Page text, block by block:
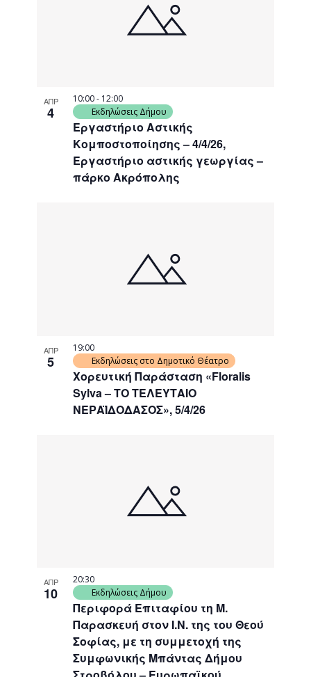
ΑΠΡ
4
Εργαστήριο Αστικής
Κομποστοποίησης – 4/4/26,
Εργαστήριο αστικής γεωργίας –
πάρκο Ακρόπολης
10:00- 12:00
Εκδηλώσεις Δήμου
ΑΠΡ
5
Χορευτική Παράσταση «Floralis
Sylva – ΤΟ ΤΕΛΕΥΤΑΙΟ
ΝΕΡΑΪΔΟΔΑΣΟΣ», 5/4/26
19:00
Εκδηλώσεις στο Δημοτικό Θέατρο
ΑΠΡ
10
Περιφορά Επιταφίου τη Μ.
Παρασκευή στον Ι.Ν. της του Θεού
Σοφίας, με τη συμμετοχή της
Συμφωνικής Μπάντας Δήμου
20:30
Εκδηλώσεις Δήμου